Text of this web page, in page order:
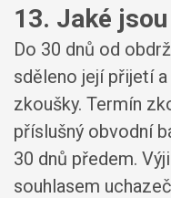
13. Jaké
Do 30 dnů od
sděleno její přijetí
zkoušky. Termín
příslušný obvodní
30 dnů předem.
souhlasem